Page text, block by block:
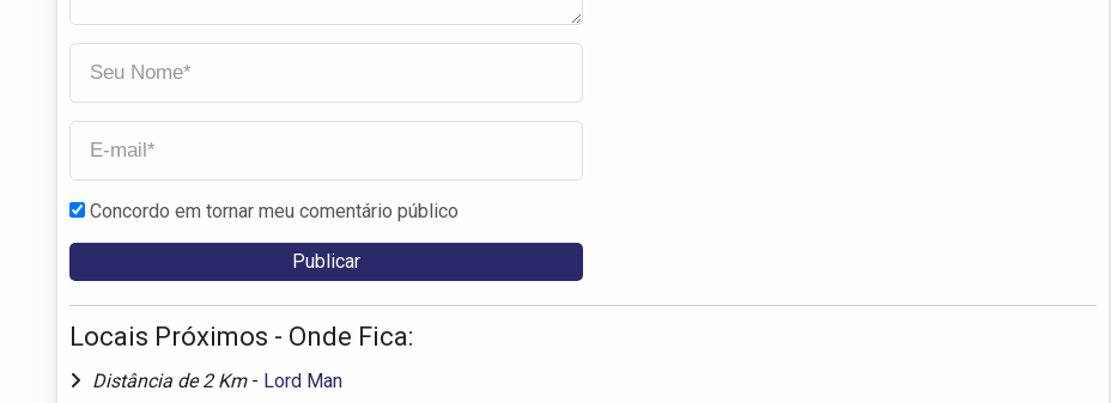
Concordo em tornar meu comentário público
Locais Próximos - Onde Fica:
Distância de 2 Km - Lord Man